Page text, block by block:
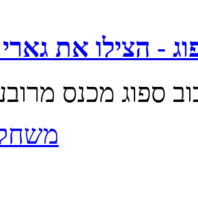
- הצילו את גארי